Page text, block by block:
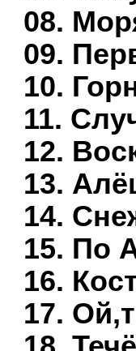
08.
09.
10.
11.
12.
13.
14.
15. По
16.
17.